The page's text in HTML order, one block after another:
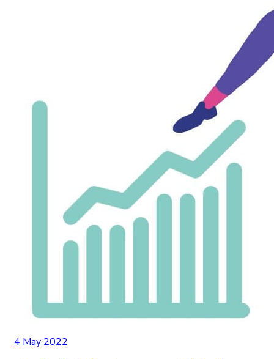
4 May 2022